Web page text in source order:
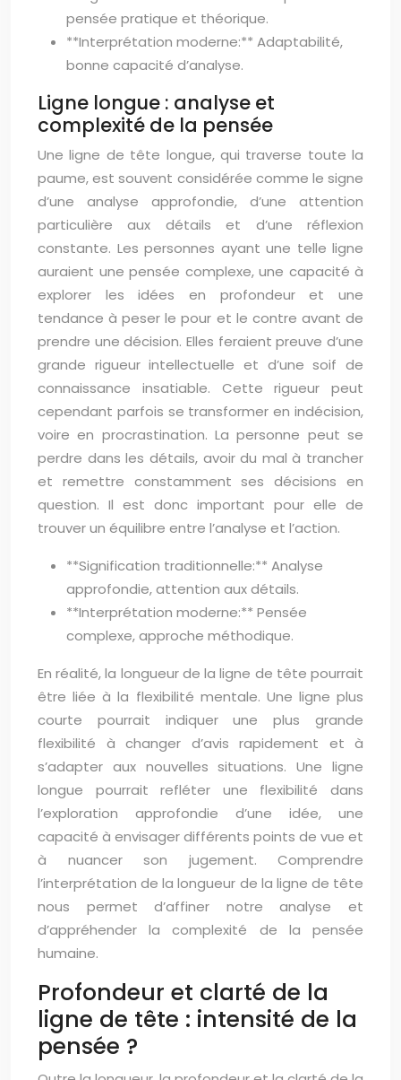
pensée pratique et théorique.
**Interprétation moderne:** Adaptabilité,
bonne capacité d’analyse.
Ligne longue : analyse et
complexité de la pensée
Une ligne de tête longue, qui traverse toute la
paume, est souvent considérée comme le signe
d’une analyse approfondie, d’une attention
particulière aux détails et d’une réflexion
constante. Les personnes ayant une telle ligne
auraient une pensée complexe, une capacité à
explorer les idées en profondeur et une
tendance à peser le pour et le contre avant de
prendre une décision. Elles feraient preuve d’une
grande rigueur intellectuelle et d’une soif de
connaissance insatiable. Cette rigueur peut
cependant parfois se transformer en indécision,
voire en procrastination. La personne peut se
perdre dans les détails, avoir du mal à trancher
et remettre constamment ses décisions en
question. Il est donc important pour elle de
trouver un équilibre entre l’analyse et l’action.
**Signification traditionnelle:** Analyse
approfondie, attention aux détails.
**Interprétation moderne:** Pensée
complexe, approche méthodique.
En réalité, la longueur de la ligne de tête pourrait
être liée à la flexibilité mentale. Une ligne plus
courte pourrait indiquer une plus grande
flexibilité à changer d’avis rapidement et à
s’adapter aux nouvelles situations. Une ligne
longue pourrait refléter une flexibilité dans
l’exploration approfondie d’une idée, une
capacité à envisager différents points de vue et
à nuancer son jugement. Comprendre
l’interprétation de la longueur de la ligne de tête
nous permet d’affiner notre analyse et
d’appréhender la complexité de la pensée
humaine.
Profondeur et clarté de la
ligne de tête : intensité de la
pensée ?